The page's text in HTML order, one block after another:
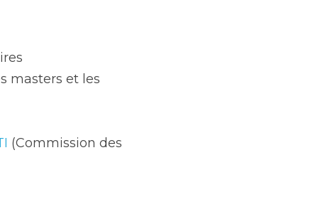
masters et les
(Commission des